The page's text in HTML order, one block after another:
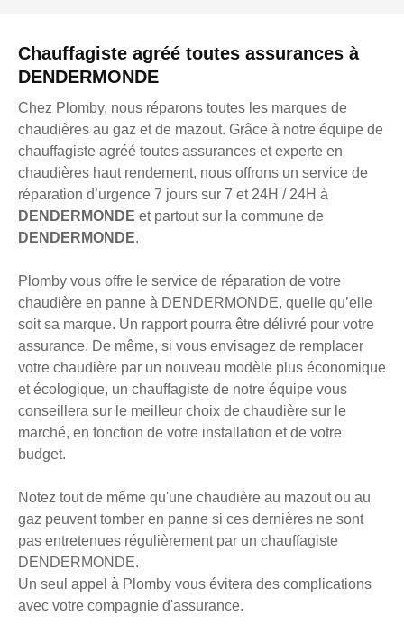
Chauffagiste agréé toutes assurances à
DENDERMONDE
Chez Plomby, nous réparons toutes les marques de
chaudières au gaz et de mazout. Grâce à notre équipe de
chauffagiste agréé toutes assurances et experte en
chaudières haut rendement, nous offrons un service de
réparation d’urgence 7 jours sur 7 et 24H / 24H à
DENDERMONDE et partout sur la commune de
DENDERMONDE.
Plomby vous offre le service de réparation de votre
chaudière en panne à DENDERMONDE, quelle qu’elle
soit sa marque. Un rapport pourra être délivré pour votre
assurance. De même, si vous envisagez de remplacer
votre chaudière par un nouveau modèle plus économique
et écologique, un chauffagiste de notre équipe vous
conseillera sur le meilleur choix de chaudière sur le
marché, en fonction de votre installation et de votre
budget.
Notez tout de même qu'une chaudière au mazout ou au
gaz peuvent tomber en panne si ces dernières ne sont
pas entretenues régulièrement par un chauffagiste
DENDERMONDE.
Un seul appel à Plomby vous évitera des complications
avec votre compagnie d'assurance.